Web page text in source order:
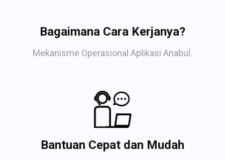
Bagaimana Cara Kerjanya?
Mekanisme Operasional Aplikasi Anabul.
Bantuan Cepat dan Mudah